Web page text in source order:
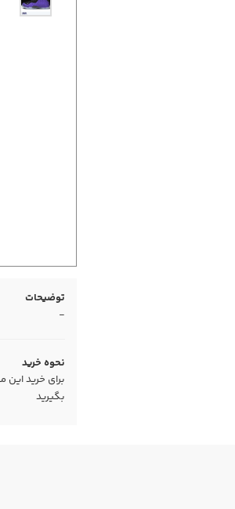
توضیحات
-
نحوه خرید
برای خرید این
بگیرید